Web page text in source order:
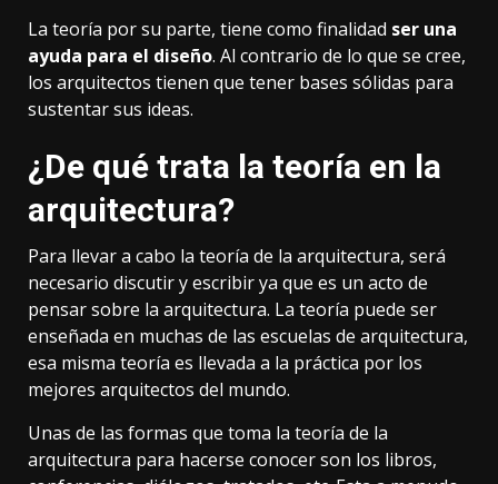
La teoría por su parte, tiene como finalidad ser una
ayuda para el diseño. Al contrario de lo que se cree,
los arquitectos tienen que tener bases sólidas para
sustentar sus ideas.
¿De qué trata la teoría en la
arquitectura?
Para llevar a cabo la teoría de la arquitectura, será
necesario discutir y escribir ya que es un acto de
pensar sobre la arquitectura. La teoría puede ser
enseñada en muchas de las escuelas de arquitectura,
esa misma teoría es llevada a la práctica por los
mejores arquitectos del mundo.
Unas de las formas que toma la teoría de la
arquitectura para hacerse conocer son los libros,